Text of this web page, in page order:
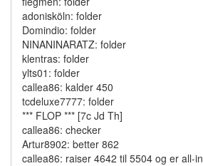
adonisköln: folder
Domindio: folder
NINANINARATZ: folder
klentras: folder
ylts01: folder
callea86: kalder 450
tcdeluxe7777: folder
*** FLOP *** [7c Jd Th]
callea86: checker
Artur8902: better 862
callea86: raiser 4642 til 5504 og er all-in